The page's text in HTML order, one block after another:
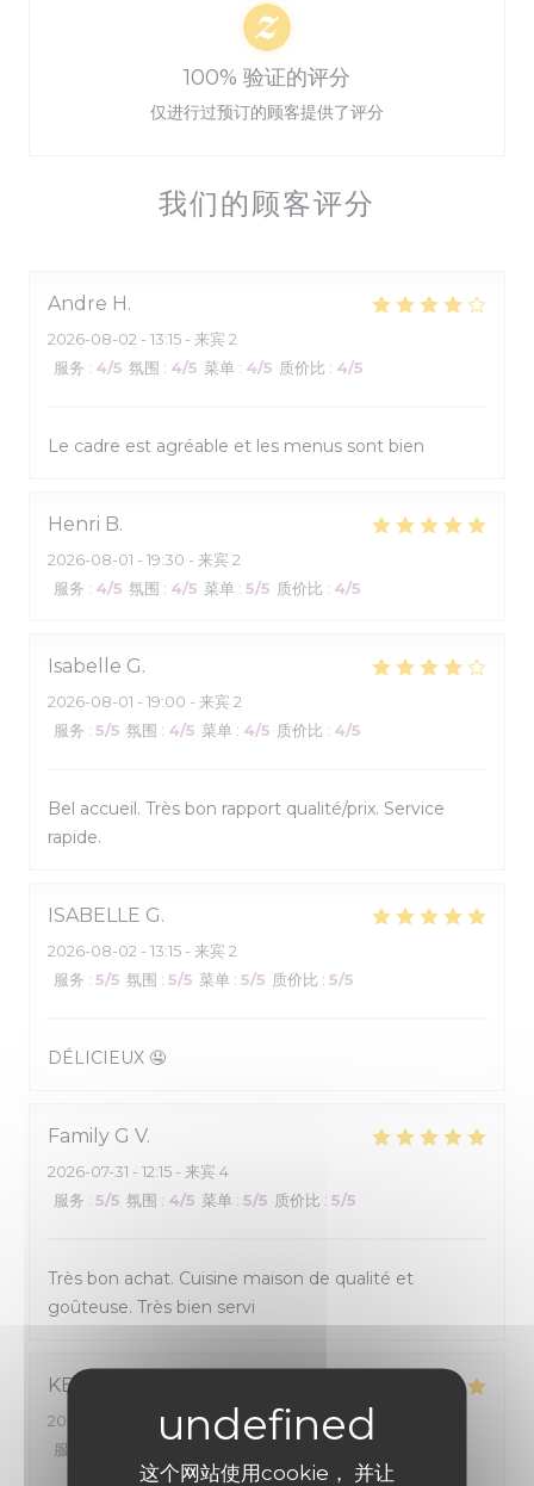
这个网站使用cookie， 并让
我们的顾客评分
Andre H
2026-08-02 - 13:15 - 来宾 2
服务 : 4/5 氛围 : 4/5 菜单 : 4/5 质价比 : 4/5
Le cadre est agréable et les menus sont bien
Henri B
2026-08-01 - 19:30 - 来宾 2
服务 : 4/5 氛围 : 4/5 菜单 : 5/5 质价比 : 4/5
Isabelle G
2026-08-01 - 19:00 - 来宾 2
服务 : 5/5 氛围 : 4/5 菜单 : 4/5 质价比 : 4/5
Bel accueil. Très bon rapport qualité/prix. Service
rapide.
ISABELLE G
2026-08-02 - 13:15 - 来宾 2
服务 : 5/5 氛围 : 5/5 菜单 : 5/5 质价比 : 5/5
DÉLICIEUX 🤤
Family G V
2026-07-31 - 12:15 - 来宾 4
服务 : 5/5 氛围 : 4/5 菜单 : 5/5 质价比 : 5/5
Très bon achat. Cuisine maison de qualité et
goûteuse. Très bien servi
KEVIN
2026-07-29
- 12:30 - 来宾 2
服务
100% 验证的评分
仅进行过预订的顾客提供了评分